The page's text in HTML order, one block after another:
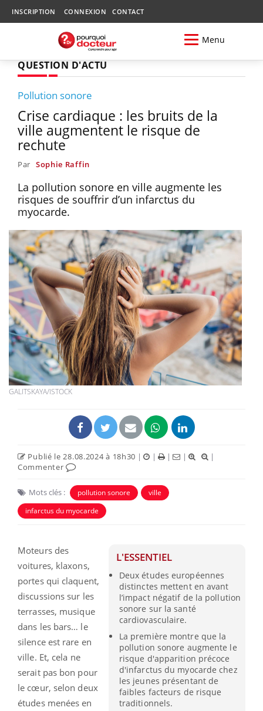
INSCRIPTION CONNEXION CONTACT
Menu
QUESTION D'ACTU
Pollution sonore
Crise cardiaque : les bruits de la
ville augmentent le risque de
rechute
Par Sophie Raffin
La pollution sonore en ville augmente les
risques de souffrir d’un infarctus du
myocarde.
GALITSKAYA/ISTOCK
Publié le 28.08.2024 à 18h30 | | | |
|
Commenter
Mots clés : pollution sonore
ville
infarctus du myocarde
L'ESSENTIEL
Deux études européennes
distinctes mettent en avant
l’impact négatif de la pollution
sonore sur la santé
cardiovasculaire.
La première montre que la
pollution sonore augmente le
risque d'apparition précoce
d'infarctus du myocarde chez
les jeunes présentant de
faibles facteurs de risque
traditionnels.
Moteurs des
voitures, klaxons,
portes qui claquent,
discussions sur les
terrasses, musique
dans les bars… le
silence est rare en
ville. Et, cela ne
serait pas bon pour
le cœur, selon deux
études menées en